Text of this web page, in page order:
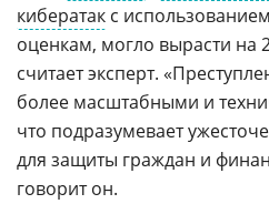
кибератак с
оценкам, могло вырасти на
считает эксперт.
более масштабными и
что подразумевает
для защиты граждан и
говорит он.